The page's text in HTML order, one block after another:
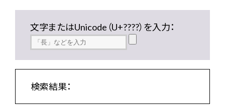
文字またはUnicode（U+????）を入力：
検索結果：